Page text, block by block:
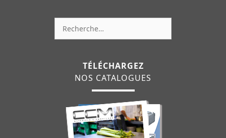
TÉLÉCHARGEZ
NOS CATALOGUES